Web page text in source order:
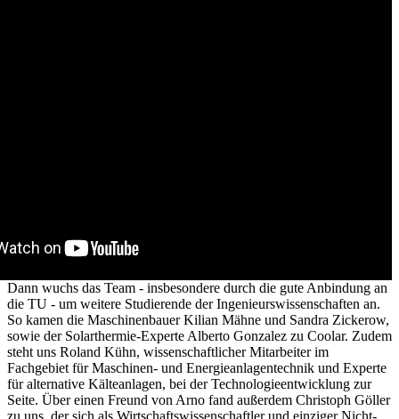
Dann wuchs das Team - insbesondere durch die gute Anbindung an
die TU - um weitere Studierende der Ingenieurswissenschaften an.
So kamen die Maschinenbauer Kilian Mähne und Sandra Zickerow,
sowie der Solarthermie-Experte Alberto Gonzalez zu Coolar. Zudem
steht uns Roland Kühn, wissenschaftlicher Mitarbeiter im
Fachgebiet für Maschinen- und Energieanlagentechnik und Experte
für alternative Kälteanlagen, bei der Technologieentwicklung zur
Seite. Über einen Freund von Arno fand außerdem Christoph Göller
zu uns, der sich als Wirtschaftswissenschaftler und einziger Nicht-